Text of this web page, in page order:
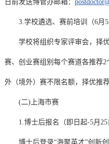
日前发送博管办邮箱：
3.学校遴选、赛前培训（6月5
学校将组织专家评审会，择
赛、创业赛组别每个赛道各推荐
外（境外）赛不限名额，择优推荐
(二)上海市赛
1.博士后报名（即日起-5月25
博士后登录“海聚英才”创新